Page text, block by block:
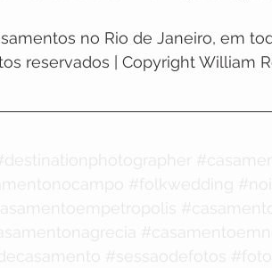
no Rio de Janeiro, em
reservados | Copyright William
#folkwedding
#sessaodefotos